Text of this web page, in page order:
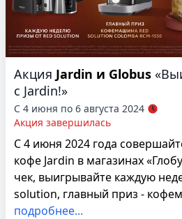
Акция Jardin и Globus
с Jardin!»
С 4 июня по 6 августа 2024
Акция завершилась
С 4 июня 2024 года
кофе Jardin в магазинах
чек, выигрывайте каждую
solution, главный приз -
подробнее...